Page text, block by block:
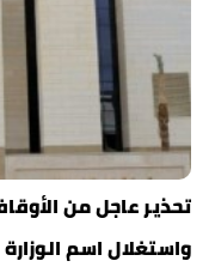
تحذير عاجل من
واستغلال اسم الوزارة